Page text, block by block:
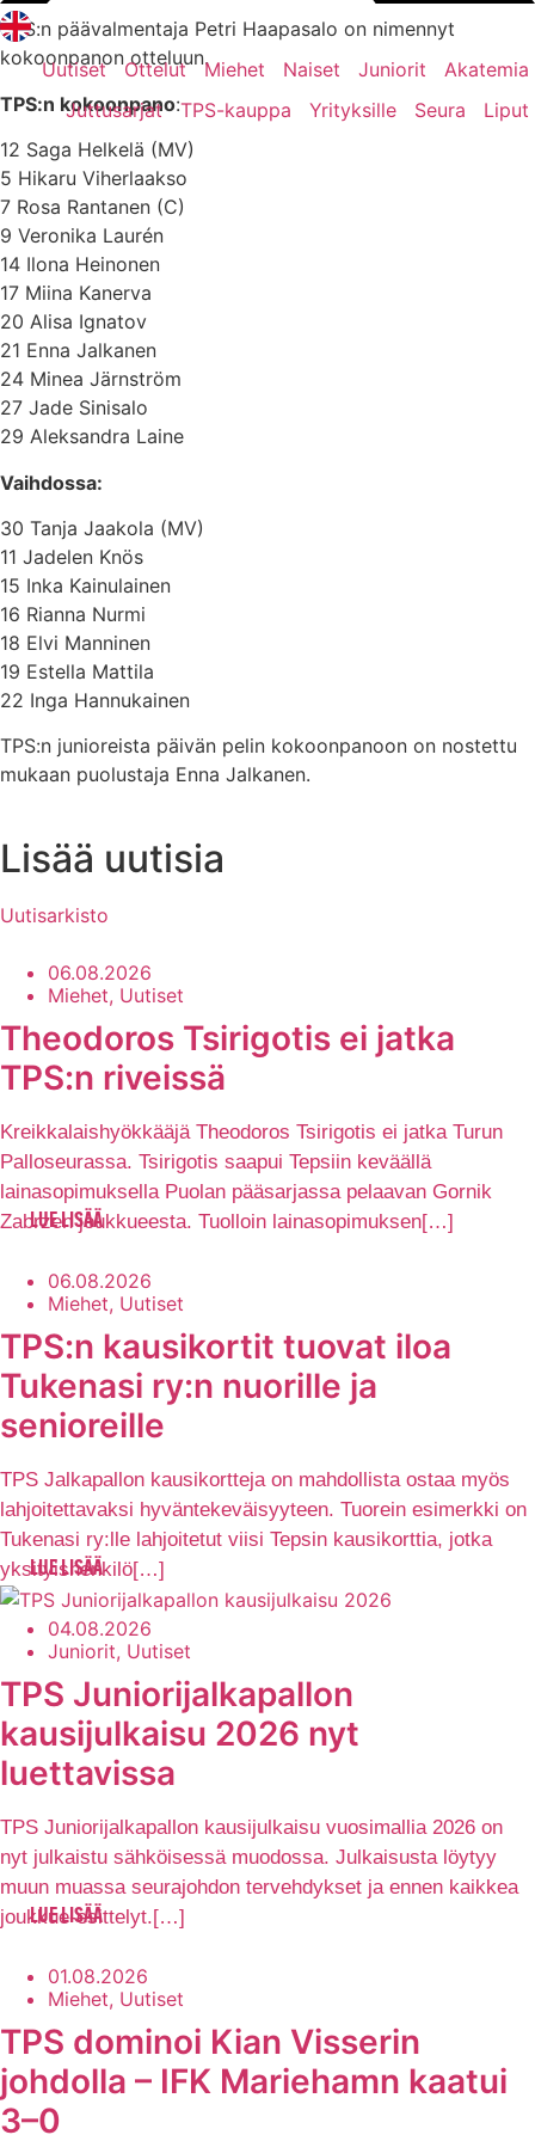
Uutiset Ottelut Miehet Naiset Juniorit
Akatemia
Juttusarjat
TPS-kauppa Yrityksille Seura Liput
TPS:n päävalmentaja Petri Haapasalo on nimennyt
kokoonpanon otteluun.
TPS:n kokoonpano:
12 Saga Helkelä (MV)
5 Hikaru Viherlaakso
7 Rosa Rantanen (C)
9 Veronika Laurén
14 Ilona Heinonen
17 Miina Kanerva
20 Alisa Ignatov
21 Enna Jalkanen
24 Minea Järnström
27 Jade Sinisalo
29 Aleksandra Laine
Vaihdossa:
30 Tanja Jaakola (MV)
11 Jadelen Knös
15 Inka Kainulainen
16 Rianna Nurmi
18 Elvi Manninen
19 Estella Mattila
22 Inga Hannukainen
TPS:n junioreista päivän pelin kokoonpanoon on nostettu
mukaan puolustaja Enna Jalkanen.
Lisää uutisia
Uutisarkisto
06.08.2026
Miehet, Uutiset
Theodoros Tsirigotis ei jatka
TPS:n riveissä
Kreikkalaishyökkääjä Theodoros Tsirigotis ei jatka Turun
Palloseurassa. Tsirigotis saapui Tepsiin keväällä
lainasopimuksella Puolan pääsarjassa pelaavan Gornik
Zabrzen joukkueesta. Tuolloin lainasopimuksen[…]
LUE LISÄÄ
06.08.2026
Miehet, Uutiset
TPS:n kausikortit tuovat iloa
Tukenasi ry:n nuorille ja
senioreille
TPS Jalkapallon kausikortteja on mahdollista ostaa myös
lahjoitettavaksi hyväntekeväisyyteen. Tuorein esimerkki on
Tukenasi ry:lle lahjoitetut viisi Tepsin kausikorttia, jotka
yksityishenkilö[…]
LUE LISÄÄ
04.08.2026
Juniorit, Uutiset
TPS Juniorijalkapallon
kausijulkaisu 2026 nyt
luettavissa
TPS Juniorijalkapallon kausijulkaisu vuosimallia 2026 on
nyt julkaistu sähköisessä muodossa. Julkaisusta löytyy
muun muassa seurajohdon tervehdykset ja ennen kaikkea
joukkue-esittelyt.[…]
LUE LISÄÄ
01.08.2026
Miehet, Uutiset
TPS dominoi Kian Visserin
johdolla – IFK Mariehamn kaatui
3–0